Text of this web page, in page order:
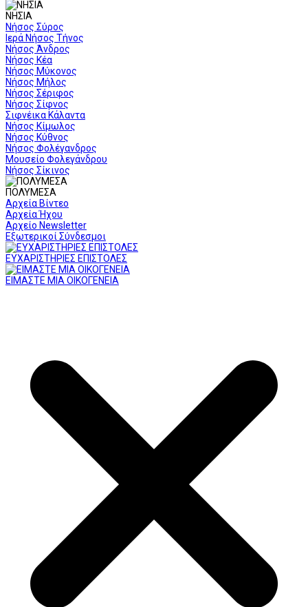
ΝΗΣΙΑ
Νήσος Σύρος
Ιερά Νήσος Τήνος
Νήσος Άνδρος
Νήσος Κέα
Νήσος Μύκονος
Νήσος Μήλος
Νήσος Σέριφος
Νήσος Σίφνος
Σιφνέικα Κάλαντα
Νήσος Κίμωλος
Νήσος Κύθνος
Νήσος Φολέγανδρος
Μουσείο Φολεγάνδρου
Νήσος Σίκινος
ΠΟΛΥΜΕΣΑ
Αρχεία Βίντεο
Αρχεία Ήχου
Αρχείο Newsletter
Εξωτερικοί Σύνδεσμοι
ΕΥΧΑΡΙΣΤΗΡΙΕΣ ΕΠΙΣΤΟΛΕΣ
ΕΙΜΑΣΤΕ ΜΙΑ ΟΙΚΟΓΕΝΕΙΑ